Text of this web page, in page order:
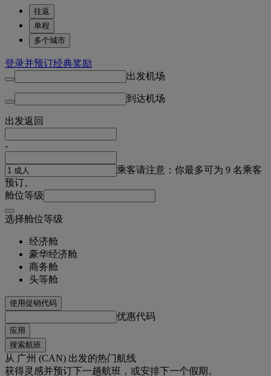
往返
单程
多个城市
登录并预订经典奖励
出发机场
到达机场
出发返回
-
乘客请注意：你最多可为 9 名乘客
预订。
舱位等级
选择舱位等级
经济舱
豪华经济舱
商务舱
头等舱
使用促销代码
优惠代码
应用
搜索航班
从 广州 (CAN) 出发的热门航线
获得灵感并预订下一趟航班，或安排下一个假期。